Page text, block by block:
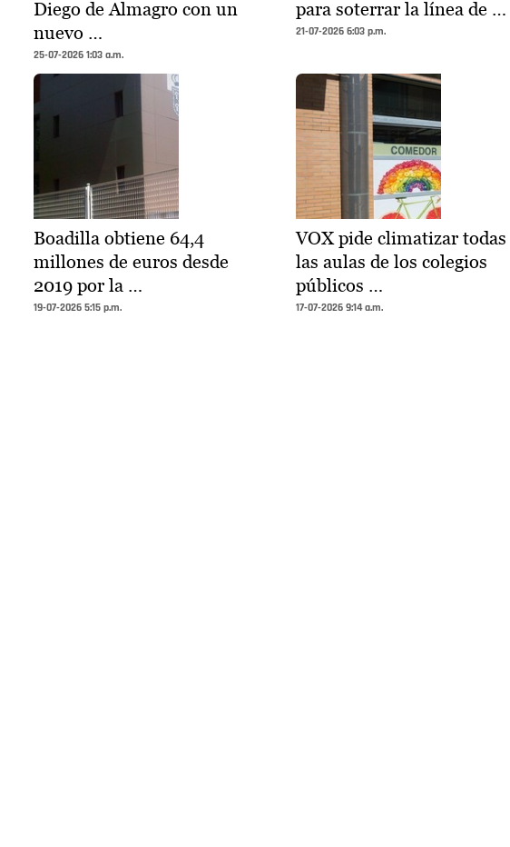
Diego de Almagro con un
nuevo …
25-07-2026 1:03 a.m.
para soterrar la línea de …
21-07-2026 6:03 p.m.
Boadilla obtiene 64,4
millones de euros desde
2019 por la …
19-07-2026 5:15 p.m.
VOX pide climatizar todas
las aulas de los colegios
públicos …
17-07-2026 9:14 a.m.